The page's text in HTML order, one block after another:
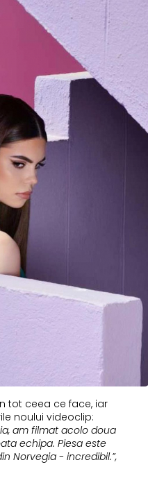
tot ceea ce face, iar
noului videoclip:
am filmat acolo doua
echipa. Piesa este
Norvegia - incredibil.”,